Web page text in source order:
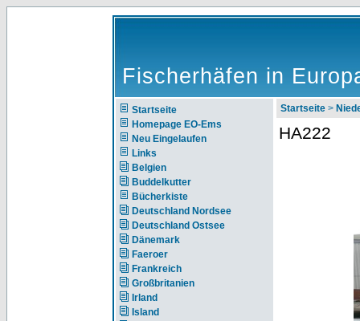
Fischerhäfen in
Startseite
Homepage EO-Ems
Neu Eingelaufen
Links
Belgien
Buddelkutter
Bücherkiste
Deutschland Nordsee
Deutschland Ostsee
Dänemark
Faeroer
Frankreich
Großbritanien
Irland
Island
Startseite >
HA222